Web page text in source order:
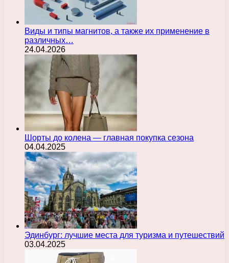
Виды и типы магнитов, а также их применение в
различных…
24.04.2026
Шорты до колена — главная покупка сезона
04.04.2025
Эдинбург: лучшие места для туризма и путешествий
03.04.2025